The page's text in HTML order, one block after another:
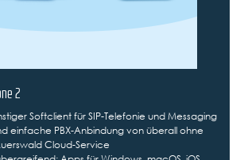
2
Softclient für SIP-Telefonie und Messaging
einfache PBX-Anbindung von überall ohne
Cloud-Service